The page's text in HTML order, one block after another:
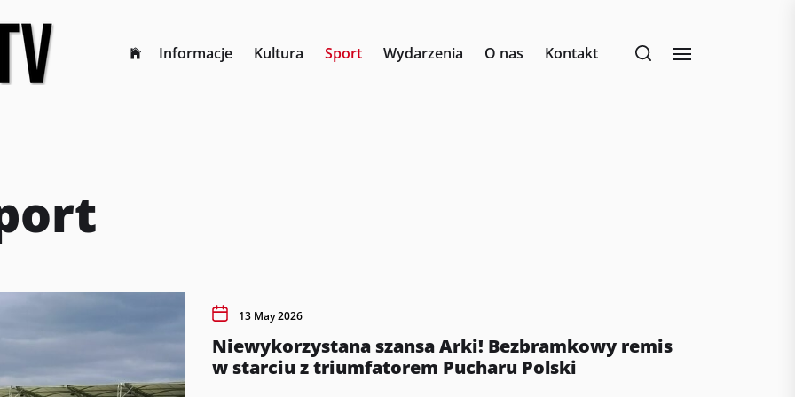
Informacje Kultura Sport Wydarzenia O nas Kontakt
13 May 2026
Niewykorzystana szansa Arki! Bezbramkowy remis
w starciu z triumfatorem Pucharu Polski